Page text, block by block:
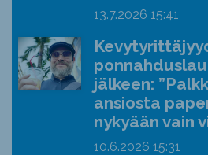
13.7.2026 15:41
jälkeen:
ansiosta
nykyään vain
10.6.2026 15:31